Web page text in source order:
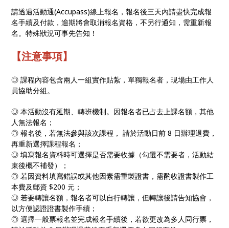
請透過活動通(Accupass)線上報名，報名後三天內請盡快完成報
名手續及付款，逾期將會取消報名資格，不另行通知，需重新報
名。特殊狀況可事先告知！
【注意事項】
◎ 課程內容包含兩人一組實作貼紮，單獨報名者，現場由工作人
員協助分組。
◎ 本活動沒有延期、轉班機制。因報名者已占去上課名額，其他
人無法報名；
◎ 報名後，若無法參與該次課程， 請於活動日前 8 日辦理退費，
再重新選擇課程報名；
◎ 填寫報名資料時可選擇是否需要收據（勾選不需要者，活動結
束後概不補發）；
◎ 若因資料填寫錯誤或其他因素需重製證書，需酌收證書製作工
本費及郵資 $200 元；
◎ 若要轉讓名額，報名者可以自行轉讓，但轉讓後請告知協會，
以方便認證證書製作手續；
◎ 選擇一般票報名並完成報名手續後，若欲更改為多人同行票，